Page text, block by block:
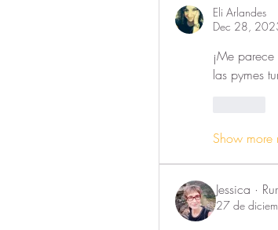
Eli Arlandes
Dec 28,
¡Me
las pymes
Show more
Jessica ·
27 de